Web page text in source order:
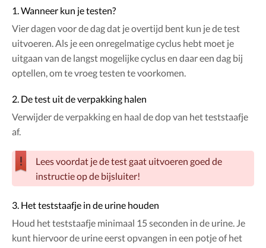
1. Wanneer kun je testen?
Vier dagen voor de dag dat je overtijd bent kun je de test
uitvoeren. Als je een onregelmatige cyclus hebt moet je
uitgaan van de langst mogelijke cyclus en daar een dag bij
optellen, om te vroeg testen te voorkomen.
2. De test uit de verpakking halen
Verwijder de verpakking en haal de dop van het teststaafje
af.
Lees voordat je de test gaat uitvoeren goed de
instructie op de bijsluiter!
3. Het teststaafje in de urine houden
Houd het teststaafje minimaal 15 seconden in de urine. Je
kunt hiervoor de urine eerst opvangen in een potje of het